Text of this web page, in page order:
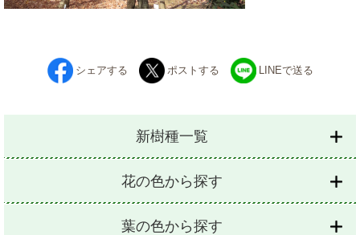
シェアする ポストする LINEで送る
新樹種一覧
花の色から探す
葉の色から探す